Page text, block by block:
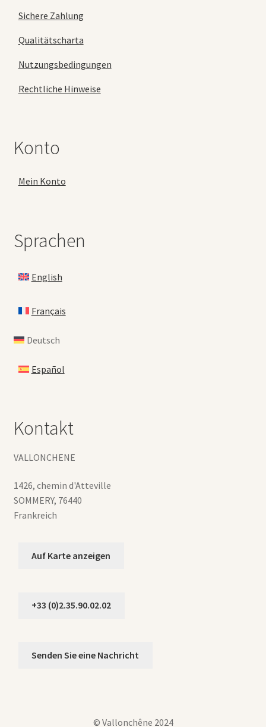
Sichere Zahlung
Qualitätscharta
Nutzungsbedingungen
Rechtliche Hinweise
Konto
Mein Konto
Sprachen
English
Français
Deutsch
Español
Kontakt
VALLONCHENE
1426, chemin d'Atteville
SOMMERY, 76440
Frankreich
Auf Karte anzeigen
+33 (0)2.35.90.02.02
Senden Sie eine Nachricht
© Vallonchêne 2024